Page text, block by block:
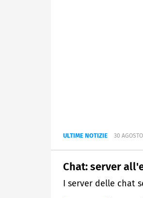
ULTIME NOTIZIE 30
Chat: server
I server delle chat